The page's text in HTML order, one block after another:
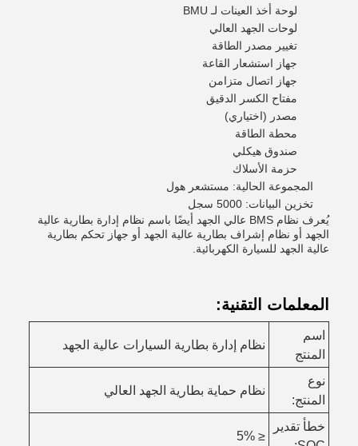
لوحة أخذ العينات لـ BMU
لوحات الجهد العالي
تغيير مصدر الطاقة
جهاز استشعار القاعة
جهاز اتصال متزامن
مفتاح الكسر الدقيق
مصدر (اختياري)
محطة الطاقة
صندوق هيكلي
حزمة الأسلاك
المجموعة الحالية: مستشعر هول
تخزين البيانات: 5000 سجل
يُعرف نظام BMS عالي الجهد أيضًا باسم نظام إدارة بطارية عالية
الجهد أو نظام إشراف بطارية عالية الجهد أو جهاز تحكم بطارية
عالية الجهد للسيارة الكهربائية.
المعلمات التقنية:
اسم
المنتج
نظام إدارة بطارية السيارات عالية الجهد
نوع
المنتج:
نظام حماية بطارية الجهد العالي
خطأ تقدير
≤ 5%